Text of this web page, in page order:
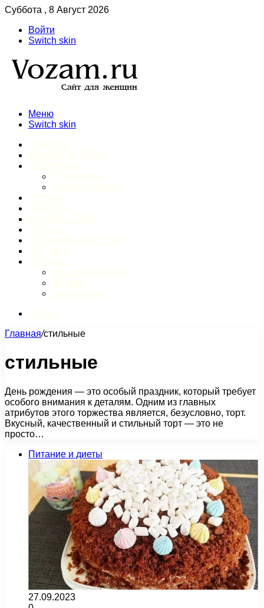
Суббота , 8 Август 2026
Войти
Switch skin
Меню
Switch skin
Главная/стильные
стильные
День рождения — это особый праздник, который требует
особого внимания к деталям. Одним из главных
атрибутов этого торжества является, безусловно, торт.
Вкусный, качественный и стильный торт — это не
просто…
Питание и диеты
27.09.2023